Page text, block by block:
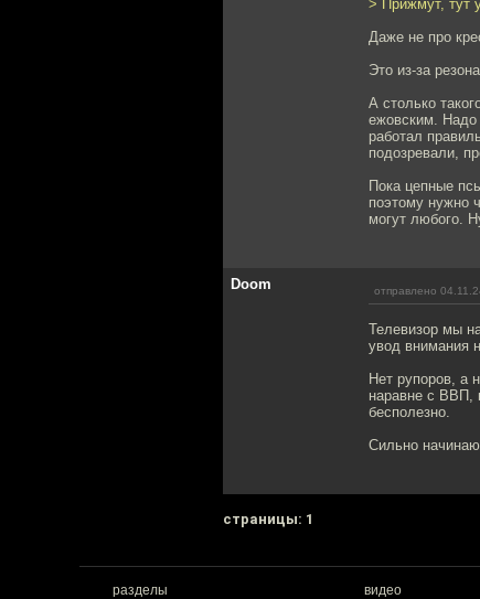
> Прижмут, тут
Даже не про
Это из-за
А столько
ежовским. Надо
работал
подозревали,
Пока цепные
поэтому нужно
могут любого.
Doom отправлено
Телевизор мы
увод внимания
Нет рупоров, а
наравне с ВВП,
бесполезно.
Сильно
cтраницы: 1
разделы видео